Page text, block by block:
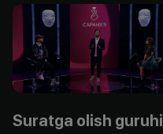
Suratga olish guruhi